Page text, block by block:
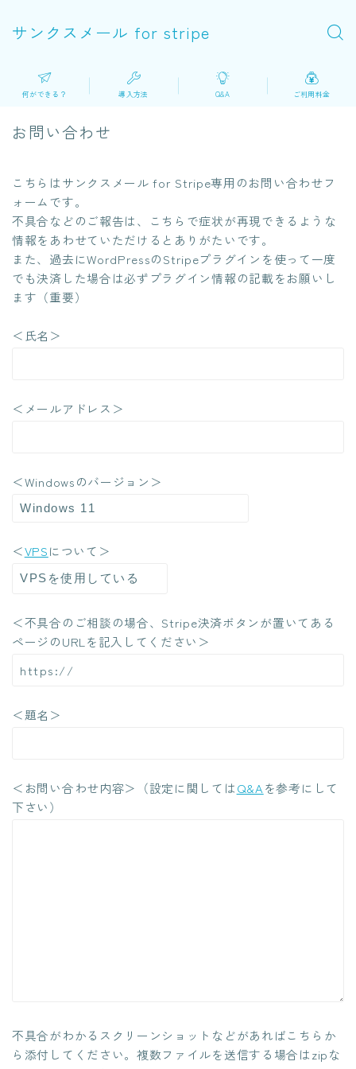
サンクスメール for stripe
何ができる？ 導入方法 Q&A ご利用料金
お問い合わせ
こちらはサンクスメール for Stripe専用のお問い合わせフ
ォームです。
不具合などのご報告は、こちらで症状が再現できるような
情報をあわせていただけるとありがたいです。
また、過去にWordPressのStripeプラグインを使って一度
でも決済した場合は必ずプラグイン情報の記載をお願いし
ます（重要）
＜氏名＞
＜メールアドレス＞
＜Windowsのバージョン＞
＜VPSについて＞
＜不具合のご相談の場合、Stripe決済ボタンが置いてある
ページのURLを記入してください＞
＜題名＞
＜お問い合わせ内容＞（設定に関してはQ&Aを参考にして
下さい）
不具合がわかるスクリーンショットなどがあればこちらか
ら添付してください。複数ファイルを送信する場合はzipな